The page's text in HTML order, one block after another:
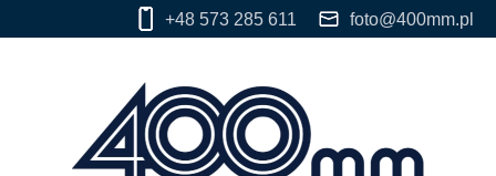
+48 573 285 611 foto@400mm.pl